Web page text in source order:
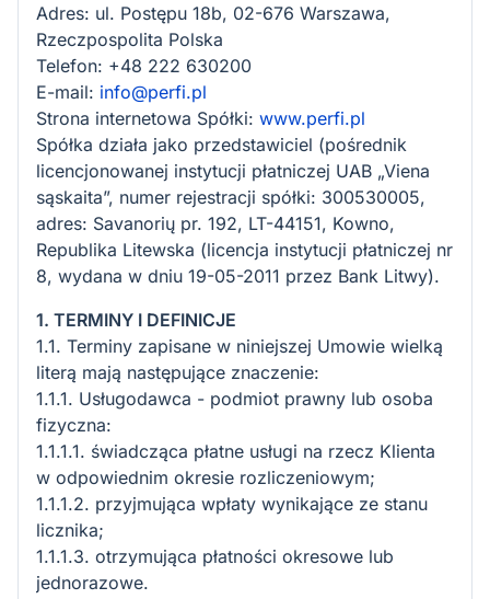
Adres: ul. Postępu 18b, 02-676 Warszawa,
Rzeczpospolita Polska
Telefon: +48 222 630200
E-mail: info@perfi.pl
Strona internetowa Spółki: www.perfi.pl
Spółka działa jako przedstawiciel (pośrednik
licencjonowanej instytucji płatniczej UAB „Viena
sąskaita”, numer rejestracji spółki: 300530005,
adres: Savanorių pr. 192, LT-44151, Kowno,
Republika Litewska (licencja instytucji płatniczej nr
8, wydana w dniu 19-05-2011 przez Bank Litwy).
1. TERMINY I DEFINICJE
1.1. Terminy zapisane w niniejszej Umowie wielką
literą mają następujące znaczenie:
1.1.1. Usługodawca - podmiot prawny lub osoba
fizyczna:
1.1.1.1. świadcząca płatne usługi na rzecz Klienta
w odpowiednim okresie rozliczeniowym;
1.1.1.2. przyjmująca wpłaty wynikające ze stanu
licznika;
1.1.1.3. otrzymująca płatności okresowe lub
jednorazowe.